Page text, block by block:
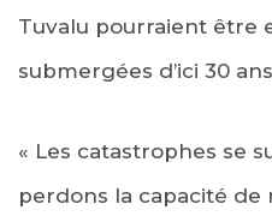
Tuvalu pourraient être
submergées d’ici 30
« Les catastrophes se
perdons la capacité de